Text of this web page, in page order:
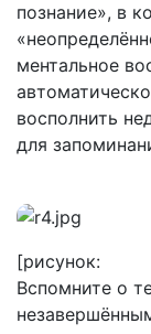
познание», в
ментальное
восполнить
для
[рисунок:
Вспомните о